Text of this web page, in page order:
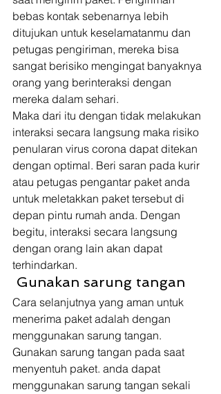
bebas kontak sebenarnya lebih
ditujukan untuk keselamatanmu dan
petugas pengiriman, mereka bisa
sangat berisiko mengingat banyaknya
orang yang berinteraksi dengan
mereka dalam sehari.
Maka dari itu dengan tidak melakukan
interaksi secara langsung maka risiko
penularan virus corona dapat ditekan
dengan optimal. Beri saran pada kurir
atau petugas pengantar paket anda
untuk meletakkan paket tersebut di
depan pintu rumah anda. Dengan
begitu, interaksi secara langsung
dengan orang lain akan dapat
terhindarkan.
Gunakan sarung tangan
Cara selanjutnya yang aman untuk
menerima paket adalah dengan
menggunakan sarung tangan.
Gunakan sarung tangan pada saat
menyentuh paket. anda dapat
menggunakan sarung tangan sekali